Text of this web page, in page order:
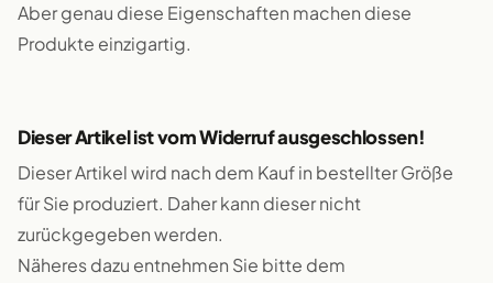
Aber genau diese Eigenschaften machen diese
Produkte einzigartig.
Dieser Artikel ist vom Widerruf ausgeschlossen!
Dieser Artikel wird nach dem Kauf in bestellter Größe
für Sie produziert. Daher kann dieser nicht
zurückgegeben werden.
Näheres dazu entnehmen Sie bitte dem